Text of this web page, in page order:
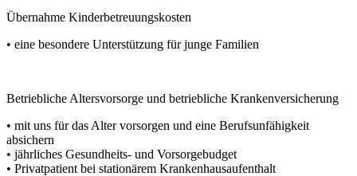
Übernahme Kinderbetreuungskosten
• eine besondere Unterstützung für junge Familien
Betriebliche Altersvorsorge und betriebliche Krankenversicherung
• mit uns für das Alter vorsorgen und eine Berufsunfähigkeit
absichern
• jährliches Gesundheits- und Vorsorgebudget
• Privatpatient bei stationärem Krankenhausaufenthalt